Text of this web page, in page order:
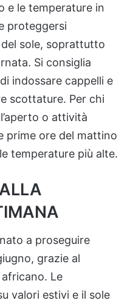
e le temperature in
proteggersi
sole, soprattutto
Si consiglia
indossare cappelli e
scottature. Per chi
o attività
prime ore del mattino
temperature più alte.
a proseguire
grazie al
africano. Le
valori estivi e il sole